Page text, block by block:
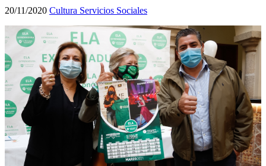
20/11/2020 Cultura Servicios Sociales